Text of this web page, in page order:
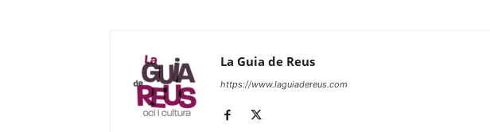
La Guia de Reus
https://www.laguiadereus.com